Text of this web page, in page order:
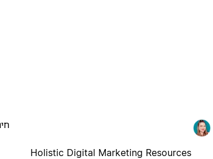
Holistic Digital Marketing Resources